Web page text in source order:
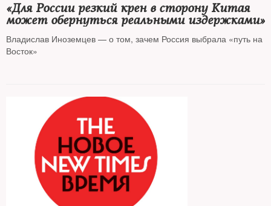
«Для России резкий крен в сторону Китая
может обернуться реальными издержками»
Владислав Иноземцев — о том, зачем Россия выбрала «путь на
Восток»